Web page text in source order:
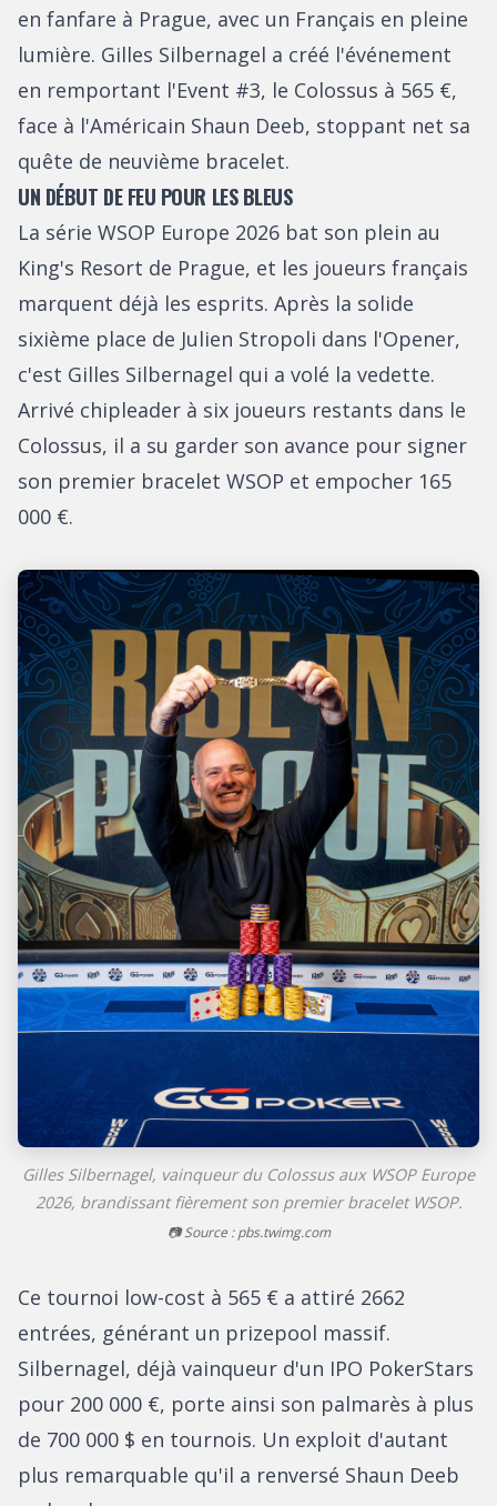
en fanfare à Prague, avec un Français en pleine
lumière. Gilles Silbernagel a créé l'événement
en remportant l'Event #3, le Colossus à 565 €,
face à l'Américain Shaun Deeb, stoppant net sa
quête de neuvième bracelet.
UN DÉBUT DE FEU POUR LES BLEUS
La série WSOP Europe 2026 bat son plein au
King's Resort de Prague, et les joueurs français
marquent déjà les esprits. Après la solide
sixième place de Julien Stropoli dans l'Opener,
c'est Gilles Silbernagel qui a volé la vedette.
Arrivé chipleader à six joueurs restants dans le
Colossus, il a su garder son avance pour signer
son premier bracelet WSOP et empocher 165
000 €.
Gilles Silbernagel, vainqueur du Colossus aux WSOP Europe
2026, brandissant fièrement son premier bracelet WSOP.
📷 Source : pbs.twimg.com
Ce tournoi low-cost à 565 € a attiré 2662
entrées, générant un prizepool massif.
Silbernagel, déjà vainqueur d'un IPO PokerStars
pour 200 000 €, porte ainsi son palmarès à plus
de 700 000 $ en tournois. Un exploit d'autant
plus remarquable qu'il a renversé Shaun Deeb